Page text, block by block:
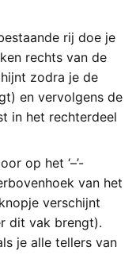
rij doe je
rechts van de
zodra je de
en vervolgens de
in het rechterdeel
op het ‘–’-
van het
verschijnt
dit vak brengt).
je alle tellers van